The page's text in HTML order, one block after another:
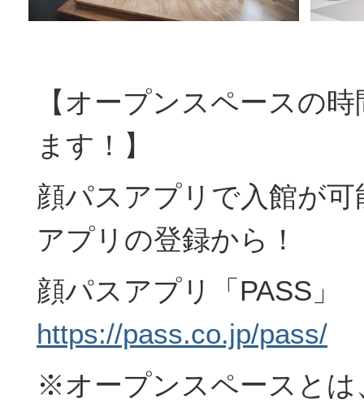
【オープンスペースの
ます！】
顔パスアプリで入館が
アプリの登録から！
顔パスアプリ「PASS」
https://pass.co.jp/pass/
※オープンスペースとは